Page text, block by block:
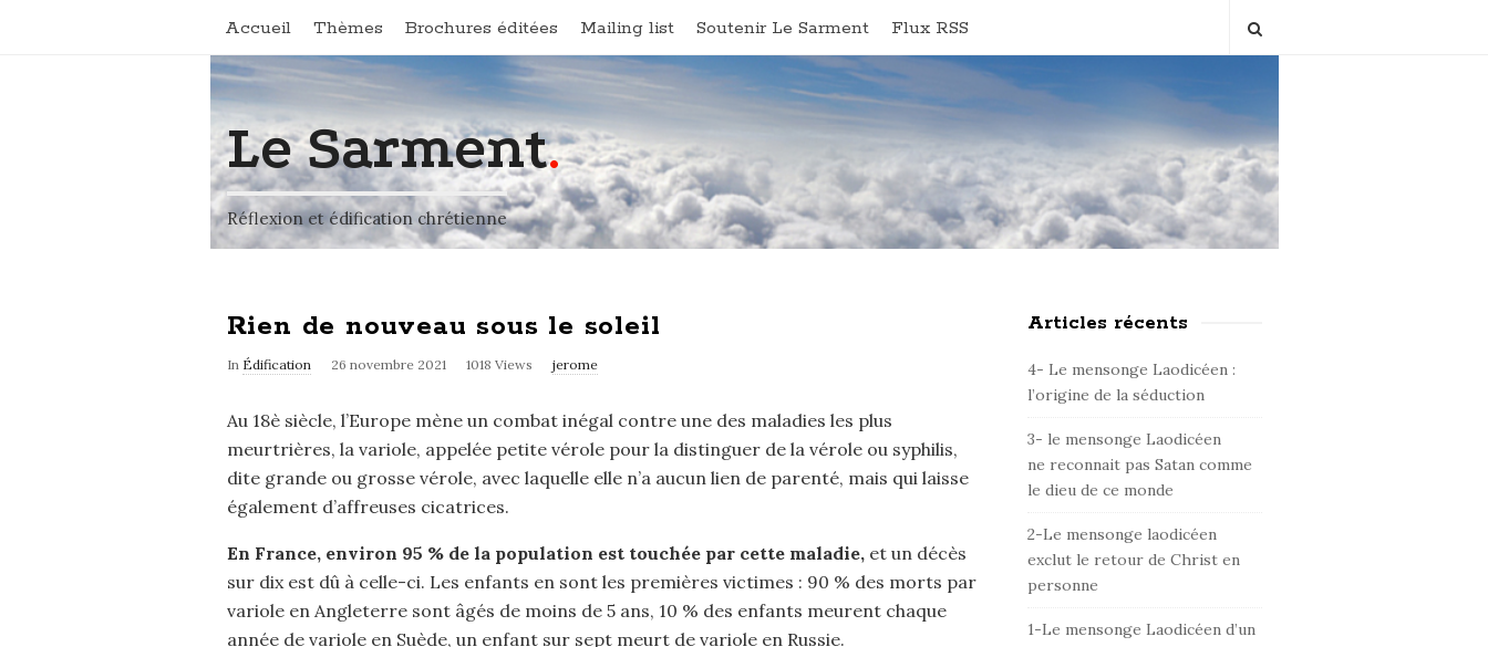
Accueil Thèmes Brochures éditées Mailing list Soutenir Le Sarment Flux RSS
Le Sarment.
Réflexion et édification chrétienne
Rien de nouveau sous le soleil
In Édification 26 novembre 2021 1018 Views jerome
Au 18è siècle, l’Europe mène un combat inégal contre une des maladies les plus
meurtrières, la variole, appelée petite vérole pour la distinguer de la vérole ou syphilis,
dite grande ou grosse vérole, avec laquelle elle n’a aucun lien de parenté, mais qui laisse
également d’affreuses cicatrices.
En France, environ 95 % de la population est touchée par cette maladie,et un décès
sur dix est dû à celle-ci. Les enfants en sont les premières victimes : 90 % des morts par
variole en Angleterre sont âgés de moins de 5 ans, 10 % des enfants meurent chaque
année de variole en Suède, un enfant sur sept meurt de variole en Russie.
S
t
S
i
d
e
b
a
Articles récents
4- Le mensonge Laodicéen :
l’origine de la séduction
3- le mensonge Laodicéen
ne reconnait pas Satan comme
le dieu de ce monde
2-Le mensonge laodicéen
exclut le retour de Christ en
personne
1-Le mensonge Laodicéen d’un